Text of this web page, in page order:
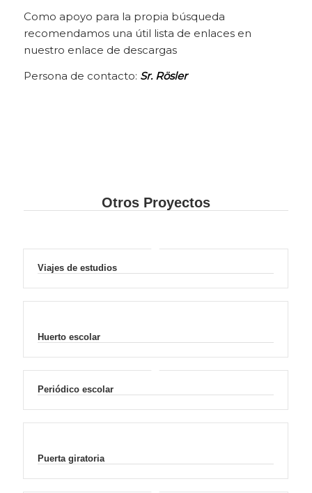
Como apoyo para la propia búsqueda
recomendamos una útil lista de enlaces en
nuestro enlace de descargas
Persona de contacto: Sr. Rösler
Otros Proyectos
Viajes de estudios
Huerto escolar
Periódico escolar
Puerta giratoria